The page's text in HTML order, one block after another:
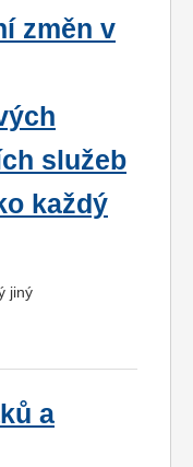
změn v
služeb
každý
jiný
a